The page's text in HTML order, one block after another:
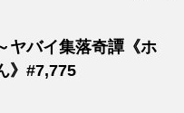
ヤバイ集落奇譚《ホ
》#7,775